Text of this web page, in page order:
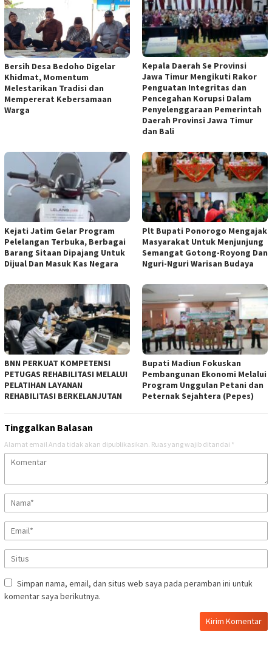
Bersih Desa Bedoho Digelar
Khidmat, Momentum
Melestarikan Tradisi dan
Mempererat Kebersamaan
Warga
Kepala Daerah Se Provinsi
Jawa Timur Mengikuti Rakor
Penguatan Integritas dan
Pencegahan Korupsi Dalam
Penyelenggaraan Pemerintah
Daerah Provinsi Jawa Timur
dan Bali
Kejati Jatim Gelar Program
Pelelangan Terbuka, Berbagai
Barang Sitaan Dipajang Untuk
Dijual Dan Masuk Kas Negara
Plt Bupati Ponorogo Mengajak
Masyarakat Untuk Menjunjung
Semangat Gotong-Royong Dan
Nguri-Nguri Warisan Budaya
BNN PERKUAT KOMPETENSI
PETUGAS REHABILITASI MELALUI
PELATIHAN LAYANAN
REHABILITASI BERKELANJUTAN
Bupati Madiun Fokuskan
Pembangunan Ekonomi Melalui
Program Unggulan Petani dan
Peternak Sejahtera (Pepes)
Tinggalkan Balasan
Alamat email Anda tidak akan dipublikasikan. Ruas yang wajib ditandai *
Simpan nama, email, dan situs web saya pada peramban ini untuk
komentar saya berikutnya.